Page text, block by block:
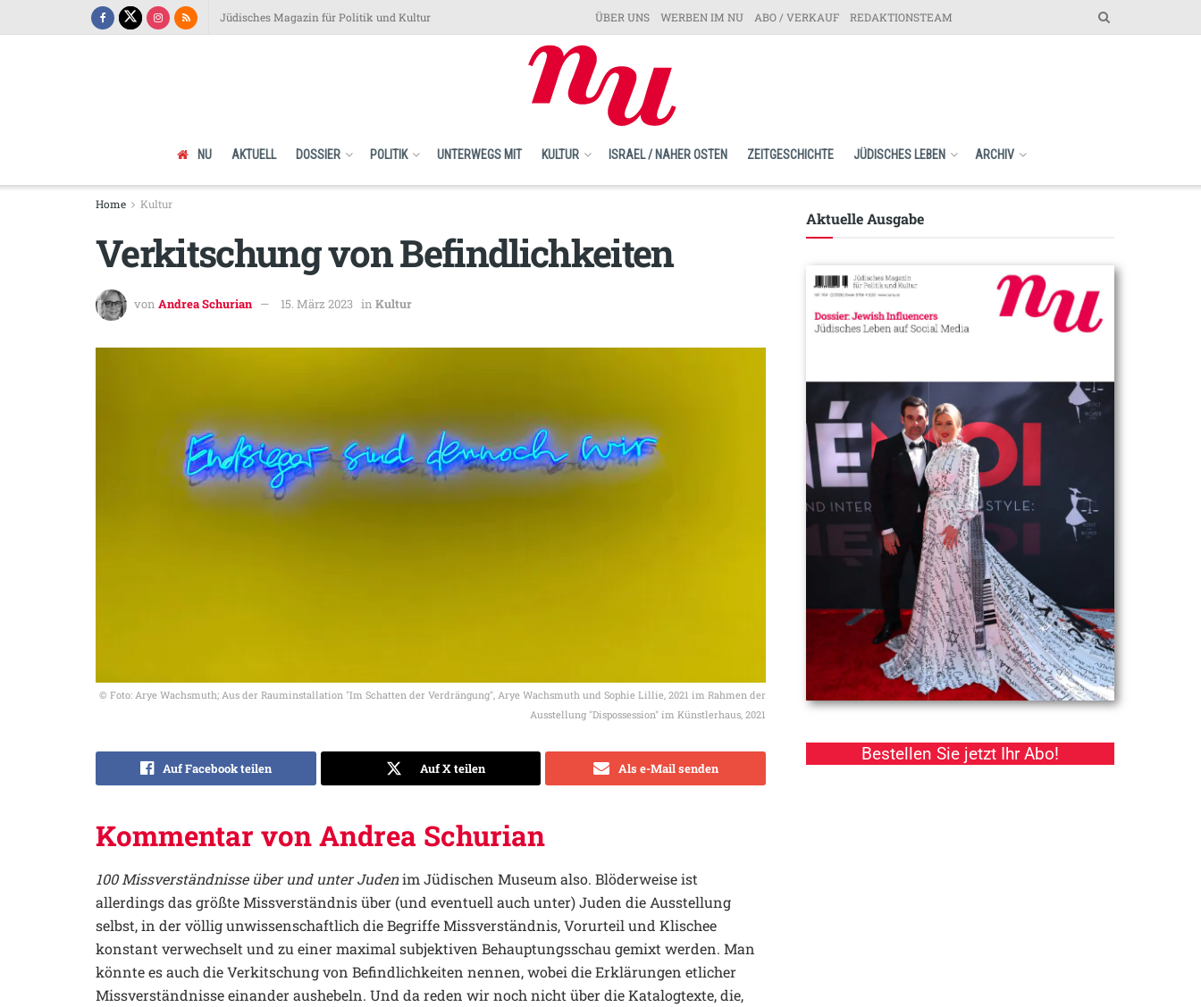
Jüdisches Magazin für Politik und Kultur ÜBER UNS WERBEN IM NU ABO / VERKAUF REDAKTIONSTEAM
NU AKTUELL DOSSIER POLITIK UNTERWEGS MIT KULTUR ISRAEL / NAHER OSTEN ZEITGESCHICHTE JÜDISCHES LEBEN ARCHIV
Home Kultur
Verkitschung von Befindlichkeiten
von Andrea Schurian 15. März 2023 in Kultur
© Foto: Arye Wachsmuth; Aus der Rauminstallation "Im Schatten der Verdrängung", Arye Wachsmuth und Sophie Lillie, 2021 im Rahmen der
Ausstellung "Dispossession" im Künstlerhaus, 2021
Auf Facebook teilen Auf X teilen Als e-Mail senden
Kommentar von Andrea Schurian
100 Missverständnisse über und unter Judenim Jüdischen Museum also. Blöderweise ist
allerdings das größte Missverständnis über (und eventuell auch unter) Juden die Ausstellung
selbst, in der völlig unwissenschaftlich die Begriffe Missverständnis, Vorurteil und Klischee
konstant verwechselt und zu einer maximal subjektiven Behauptungsschau gemixt werden. Man
könnte es auch die Verkitschung von Befindlichkeiten nennen, wobei die Erklärungen etlicher
Missverständnisse einander aushebeln. Und da reden wir noch nicht über die Katalogtexte, die,
Aktuelle Ausgabe​
Bestellen Sie jetzt Ihr Abo!